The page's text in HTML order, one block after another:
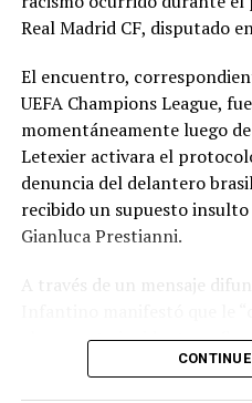
Real Madrid CF, disputado
El encuentro,
UEFA Champions League,
momentáneamente luego
Letexier activara el
denuncia del delantero
recibido un supuesto
Gianluca Prestianni.
A través de un mensaje
el presunto incidente y
racismo en el futbol ni en la